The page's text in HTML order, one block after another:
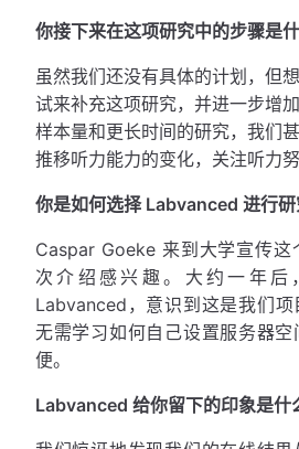
你接下来在这项研究中的步骤是什
虽然我们还没有具体的计划，但
试来补充这项研究，并进一步增
样本量和更长时间的研究，我们
推移听力能力的变化，关注听力
你是如何选择 Labvanced 进行研
Caspar Goeke 来到大学宣传这
次介绍感兴趣。大约一年后
Labvanced，意识到这是我们
无需学习如何自己设置服务器
便。
Labvanced 给你留下的印象是什